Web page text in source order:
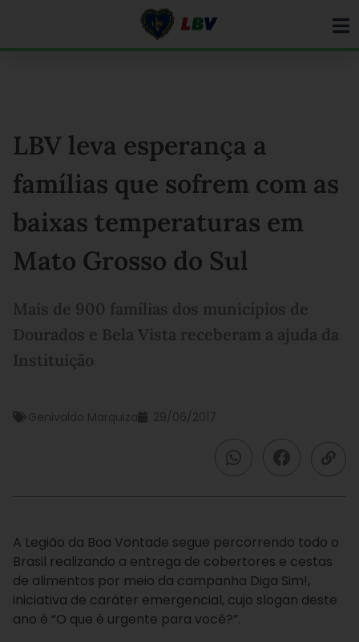
LBV leva esperança a
famílias que sofrem com as
baixas temperaturas em
Mato Grosso do Sul
Mais de 900 famílias dos municípios de
Dourados e Bela Vista receberam a ajuda da
Instituição
Genivaldo Marquiza 29/06/2017
A Legião da Boa Vontade segue percorrendo todo o
Brasil realizando a entrega de cobertores e cestas
de alimentos por meio da campanha Diga Sim!,
iniciativa de caráter emergencial, cujo slogan deste
ano é “O que é urgente para você?”.